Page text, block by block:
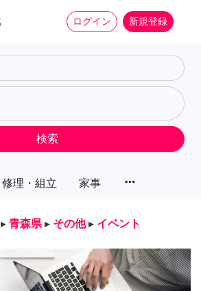
ログイン 新規登録
修理・組立 家事 more_horiz
検索
▸ 青森県 ▸ その他 ▸ イベント